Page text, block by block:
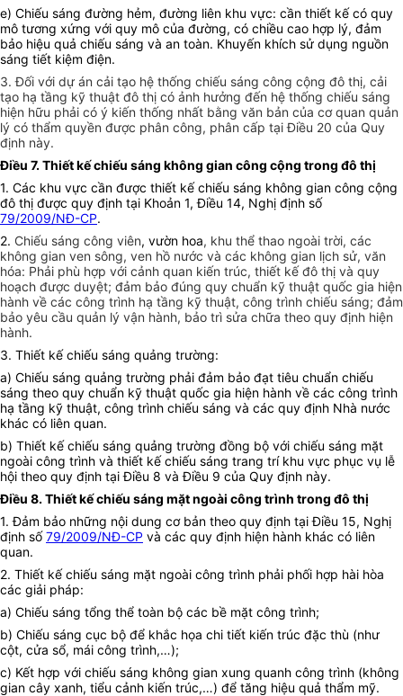
e) Chiếu sáng đường hẻm, đường liên khu vực: cần thiết kế có quy
mô tương xứng với quy mô của đường, có chiều cao hợp lý, đảm
bảo hiệu quả chiếu sáng và an toàn. Khuyến khích sử dụng nguồn
sáng tiết kiệm điện.
3. Đối với dự án cải tạo hệ thống chiếu sáng công cộng đô thị, cải
tạo hạ tầng kỹ thuật đô thị có ảnh hưởng đến hệ thống chiếu sáng
hiện hữu phải có ý kiến thống nhất bằng văn bản của cơ quan quản
lý có thẩm quyền được phân công, phân cấp tại Điều 20 của Quy
định này.
Điều 7. Thiết kế chiếu sáng không gian công cộng trong đô thị
1. Các khu vực cần được thiết kế chiếu sáng không gian công cộng
đô thị được quy định tại Khoản 1, Điều 14, Nghị định số
79/2009/NĐ-CP.
2. Chiếu sáng công viên, vườn hoa, khu thể thao ngoài trời, các
không gian ven sông, ven hồ nước và các không gian lịch sử, văn
hóa: Phải phù hợp với cảnh quan kiến trúc, thiết kế đô thị và quy
hoạch được duyệt; đảm bảo đúng quy chuẩn kỹ thuật quốc gia hiện
hành về các công trình hạ tầng kỹ thuật, công trình chiếu sáng; đảm
bảo yêu cầu quản lý vận hành, bảo trì sửa chữa theo quy định hiện
hành.
3. Thiết kế chiếu sáng quảng trường:
a) Chiếu sáng quảng trường phải đảm bảo đạt tiêu chuẩn chiếu
sáng theo quy chuẩn kỹ thuật quốc gia hiện hành về các công trình
hạ tầng kỹ thuật, công trình chiếu sáng và các quy định Nhà nước
khác có liên quan.
b) Thiết kế chiếu sáng quảng trường đồng bộ với chiếu sáng mặt
ngoài công trình và thiết kế chiếu sáng trang trí khu vực phục vụ lễ
hội theo quy định tại Điều 8 và Điều 9 của Quy định này.
Điều 8. Thiết kế chiếu sáng mặt ngoài công trình trong đô thị
1. Đảm bảo những nội dung cơ bản theo quy định tại Điều 15, Nghị
định số79/2009/NĐ-CP và các quy định hiện hành khác có liên
quan.
2. Thiết kế chiếu sáng mặt ngoài công trình phải phối hợp hài hòa
các giải pháp:
a) Chiếu sáng tổng thể toàn bộ các bề mặt công trình;
b) Chiếu sáng cục bộ để khắc họa chi tiết kiến trúc đặc thù (như
cột, cửa sổ, mái công trình,…);
c) Kết hợp với chiếu sáng không gian xung quanh công trình (không
gian cây xanh, tiểu cảnh kiến trúc,…) để tăng hiệu quả thẩm mỹ.